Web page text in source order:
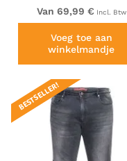
Van 69,99 € Incl. Btw
Voeg toe aan
winkelmandje
BESTSELLER!